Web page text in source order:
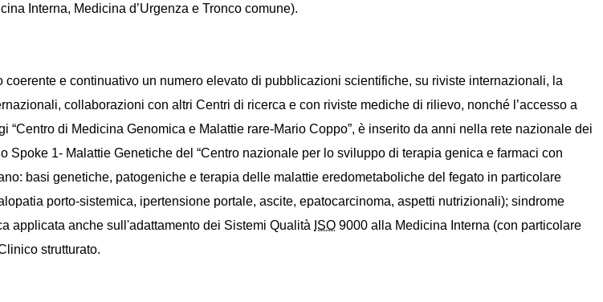
Interna, Medicina d’Urgenza e Tronco comune).
e continuativo un numero elevato di pubblicazioni scientifiche, su riviste internazionali, la
collaborazioni con altri Centri di ricerca e con riviste mediche di rilievo, nonché l’accesso a
di Medicina Genomica e Malattie rare-Mario Coppo”, è inserito da anni nella rete nazionale dei
1- Malattie Genetiche del “Centro nazionale per lo sviluppo di terapia genica e farmaci con
basi genetiche, patogeniche e terapia delle malattie eredometaboliche del fegato in particolare
porto-sistemica, ipertensione portale, ascite, epatocarcinoma, aspetti nutrizionali); sindrome
applicata anche sull'adattamento dei Sistemi Qualità ISO 9000 alla Medicina Interna (con particolare
strutturato.